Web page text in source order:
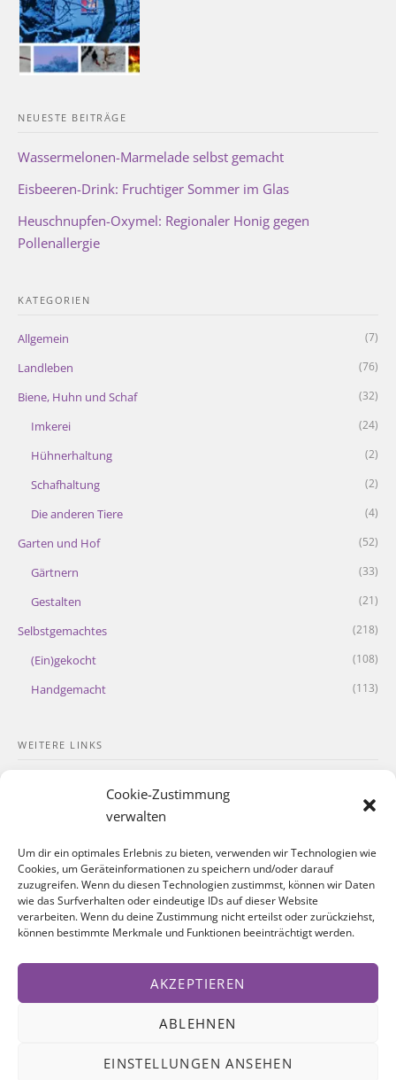
Cookie-Zustimmung
verwalten
Um dir ein optimales Erlebnis zu bieten, verwenden wir Technologien wie
Cookies, um Geräteinformationen zu speichern und/oder darauf
zuzugreifen. Wenn du diesen Technologien zustimmst, können wir Daten
wie das Surfverhalten oder eindeutige IDs auf dieser Website
verarbeiten. Wenn du deine Zustimmung nicht erteilst oder zurückziehst,
können bestimmte Merkmale und Funktionen beeinträchtigt werden.
AKZEPTIEREN
ABLEHNEN
EINSTELLUNGEN ANSEHEN
NEUESTE BEITRÄGE
Wassermelonen-Marmelade selbst gemacht
Eisbeeren-Drink: Fruchtiger Sommer im Glas
Heuschnupfen-Oxymel: Regionaler Honig gegen
Pollenallergie
KATEGORIEN
Allgemein (7)
Landleben (76)
Biene, Huhn und Schaf (32)
Imkerei (24)
Hühnerhaltung (2)
Schafhaltung (2)
Die anderen Tiere (4)
Garten und Hof (52)
Gärtnern (33)
Gestalten (21)
Selbstgemachtes (218)
(Ein)gekocht (108)
Handgemacht (113)
WEITERE LINKS
Cookie-Richtlinie
SOZIALE NETZWERKE
Facebook
FOLGT UNS AUF @INSTAGRAM!